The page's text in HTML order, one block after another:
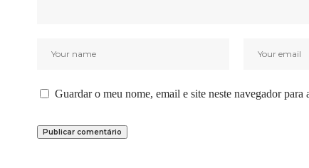
Guardar o meu nome, email e site neste navegador para